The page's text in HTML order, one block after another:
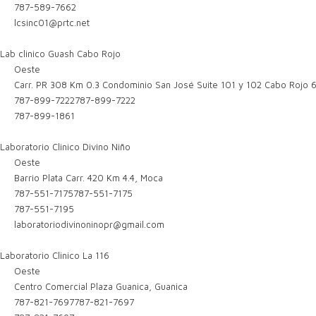
787-589-7662
lcsinc01@prtc.net
Lab clinico Guash Cabo Rojo
Oeste
Carr. PR 308 Km 0.3 Condominio San José Suite 101 y 102 Cabo Rojo
787-899-7222787-899-7222
787-899-1861
Laboratorio Clinico Divino Niño
Oeste
Barrio Plata Carr. 420 Km 4.4, Moca
787-551-7175787-551-7175
787-551-7195
laboratoriodivinoninopr@gmail.com
Laboratorio Clinico La 116
Oeste
Centro Comercial Plaza Guanica, Guanica
787-821-7697787-821-7697